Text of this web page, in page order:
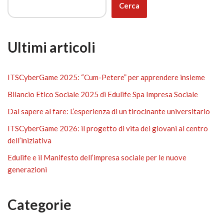
Cerca
Ultimi articoli
ITSCyberGame 2025: “Cum-Petere” per apprendere insieme
Bilancio Etico Sociale 2025 di Edulife Spa Impresa Sociale
Dal sapere al fare: L’esperienza di un tirocinante universitario
ITSCyberGame 2026: il progetto di vita dei giovani al centro
dell’iniziativa
Edulife e il Manifesto dell’impresa sociale per le nuove
generazioni
Categorie